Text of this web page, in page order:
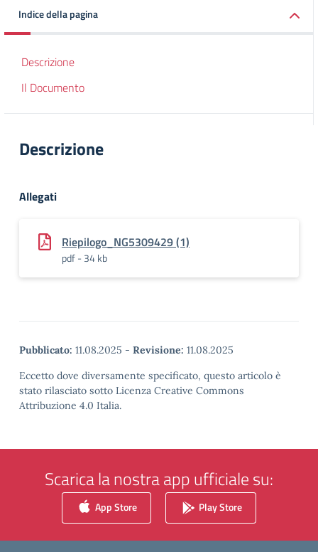
Indice della pagina
Descrizione
Il Documento
Descrizione
Allegati
Riepilogo_NG5309429 (1)
pdf - 34 kb
Pubblicato: 11.08.2025 - Revisione: 11.08.2025
Eccetto dove diversamente specificato, questo articolo è
stato rilasciato sotto Licenza Creative Commons
Attribuzione 4.0 Italia.
Scarica la nostra app ufficiale su:
App Store Play Store